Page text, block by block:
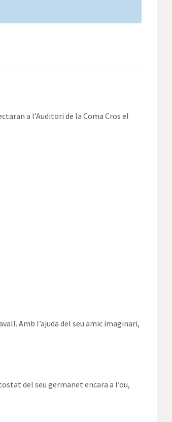
a l’Auditori de la Coma Cros el
Amb l’ajuda del seu amic imaginari,
del seu germanet encara a l’ou,